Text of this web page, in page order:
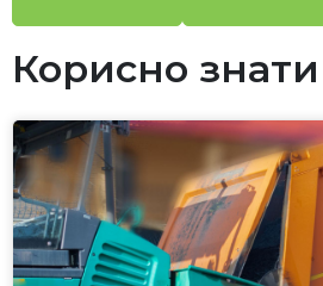
Корисно знати